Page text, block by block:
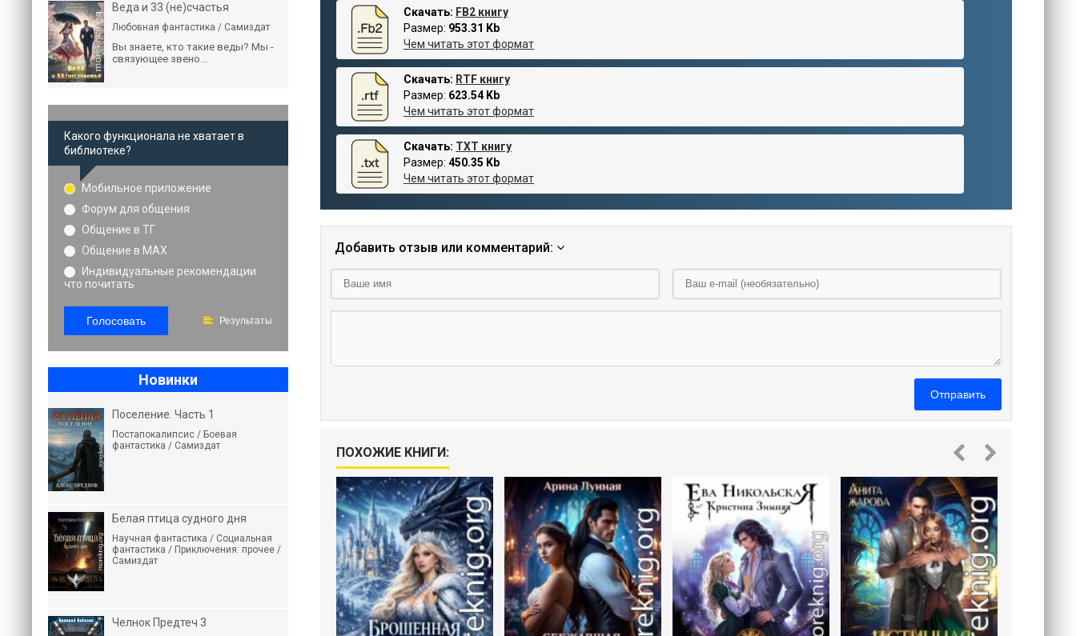
Скачать: FB2 книгу
Размер: 953.31 Kb
Чем читать этот формат
Скачать: RTF книгу
Размер: 623.54 Kb
Чем читать этот формат
Скачать: TXT книгу
Размер: 450.35 Kb
Чем читать этот формат
Добавить отзыв или комментарий:
Отправить
ПОХОЖИЕ КНИГИ:
Веда и 33 (не)счастья
Любовная фантастика / Самиздат
Вы знаете, кто такие веды? Мы -
связующее звено...
Какого функционала не хватает в
библиотеке?
Мобильное приложение
Форум для общения
Общение в ТГ
Общение в MAX
Индивидуальные рекомендации
что почитать
Голосовать Результаты
Новинки
Поселение. Часть 1
Постапокалипсис / Боевая
фантастика / Самиздат
Белая птица судного дня
Научная фантастика / Социальная
фантастика / Приключения: прочее /
Самиздат
Челнок Предтеч 3